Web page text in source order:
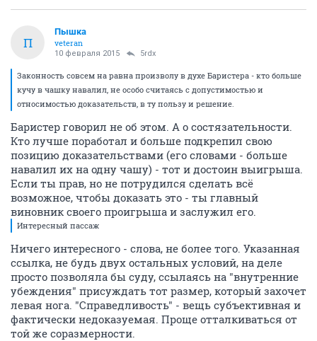
П
Пышка
veteran
10 февраля 2015 5rdx
Законность совсем на равна произволу в духе Баристера - кто больше
кучу в чашку навалил, не особо считаясь с допустимостью и
относимостью доказательств, в ту пользу и решение.
Баристер говорил не об этом. А о состязательности.
Кто лучше поработал и больше подкрепил свою
позицию доказательствами (его словами - больше
навалил их на одну чашу) - тот и достоин выигрыша.
Если ты прав, но не потрудился сделать всё
возможное, чтобы доказать это - ты главный
виновник своего проигрыша и заслужил его.
Интересный пассаж
Ничего интересного - слова, не более того. Указанная
ссылка, не будь двух остальных условий, на деле
просто позволяла бы суду, ссылаясь на "внутренние
убеждения" присуждать тот размер, который захочет
левая нога. "Справедливость" - вещь субъективная и
фактически недоказуемая. Проще отталкиваться от
той же соразмерности.